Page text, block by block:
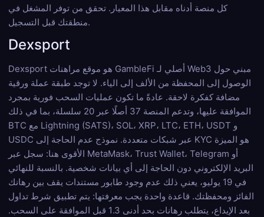
كل منصة أدناه مقابل هذا المعيار. تحقق من توفر المشغل في
منطقتك قبل التسجيل.
Dexsport
Dexsport هو موقع مراهنات GambleFi أصلي لـ Web3 مبني حول
الوصول إلى المحفظة من الألف إلى الياء. لا توجد طبقة عملة ورقية
مضافة كفكرة لاحقة. عادةً ما تكون عمليات السحب فورية بمجرد
الموافقة عليها، وتدعم المنصة 37 أصلًا عبر 20 سلسلة، بما في ذلك
BTC مع Lightning (SATS)، SOL، XRP، LTC، ETH، USDT و
USDC عبر شبكات متعددة. نموذج عدم الحاجة إلى KYC هو الميزة
الأقوى هنا: سجل عبر MetaMask، Trust Wallet، Telegram أو
البريد الإلكتروني دون الحاجة إلى أي بيانات شخصية. بالنسبة للنهائي
في 19 يوليو، يعني ذلك عدم وجود طابور مستندات يقف بين رهانك
الفائز ومحفظتك. قاعدة واحدة يجب معرفتها: يتم تطبيق شرط تداول
بعد الإيداع، يتطلب رهانات بحد أدنى 1.3 قبل الموافقة على السحب.